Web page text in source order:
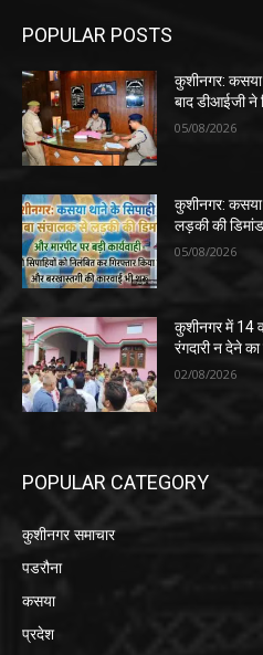
POPULAR POSTS
कुशीनगर: कसया
बाद डीआईजी ने
05/08/2026
कुशीनगर: कसया
लड़की की डिमांड
05/08/2026
कुशीनगर में 14
रंगदारी न देने
02/08/2026
POPULAR CATEGORY
कुशीनगर समाचार
पडरौना
कसया
प्रदेश